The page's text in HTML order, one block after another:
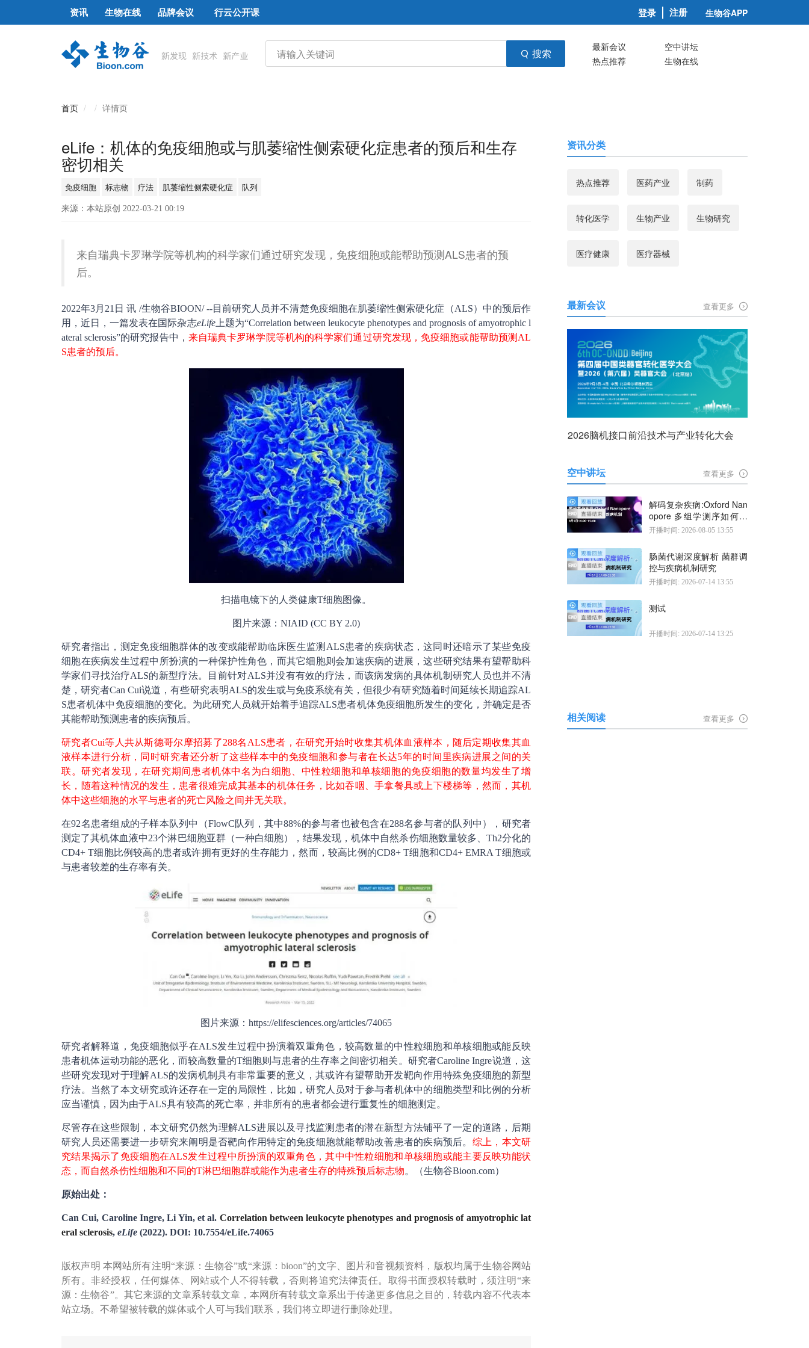
资讯 生物在线 品牌会议 行云公开课 登录 注册 生物谷APP
搜索 最新会议
空中讲坛
热点推荐
生物在线
首页 详情页
eLife：机体的免疫细胞或与肌萎缩性侧索硬化症患者的预后和生存
密切相关
免疫细胞 标志物 疗法 肌萎缩性侧索硬化症 队列
来源：本站原创 2022-03-21 00:19
来自瑞典卡罗琳学院等机构的科学家们通过研究发现，免疫细胞或能帮助预测ALS患者的预
后。
2022年3月21日 讯 /生物谷BIOON/ --目前研究人员并不清楚免疫细胞在肌萎缩性侧索硬化症（ALS）中的预后作
用，近日，一篇发表在国际杂志eLife上题为“Correlation between leukocyte phenotypes and prognosis of amyotrophic l
ateral sclerosis”的研究报告中， 来自瑞典卡罗琳学院等机构的科学家们通过研究发现，免疫细胞或能帮助预测AL
S患者的预后。
扫描电镜下的人类健康T细胞图像。
图片来源：NIAID (CC BY 2.0)
研究者指出，测定免疫细胞群体的改变或能帮助临床医生监测ALS患者的疾病状态，这同时还暗示了某些免疫
细胞在疾病发生过程中所扮演的一种保护性角色，而其它细胞则会加速疾病的进展，这些研究结果有望帮助科
学家们寻找治疗ALS的新型疗法。目前针对ALS并没有有效的疗法，而该病发病的具体机制研究人员也并不清
楚，研究者Can Cui说道，有些研究表明ALS的发生或与免疫系统有关，但很少有研究随着时间延续长期追踪AL
S患者机体中免疫细胞的变化。为此研究人员就开始着手追踪ALS患者机体免疫细胞所发生的变化，并确定是否
其能帮助预测患者的疾病预后。
研究者Cui等人共从斯德哥尔摩招募了288名ALS患者，在研究开始时收集其机体血液样本，随后定期收集其血
液样本进行分析，同时研究者还分析了这些样本中的免疫细胞和参与者在长达5年的时间里疾病进展之间的关
联。研究者发现，在研究期间患者机体中名为白细胞、中性粒细胞和单核细胞的免疫细胞的数量均发生了增
长，随着这种情况的发生，患者很难完成其基本的机体任务，比如吞咽、手拿餐具或上下楼梯等，然而，其机
体中这些细胞的水平与患者的死亡风险之间并无关联。
在92名患者组成的子样本队列中（FlowC队列，其中88%的参与者也被包含在288名参与者的队列中），研究者
测定了其机体血液中23个淋巴细胞亚群（一种白细胞），结果发现，机体中自然杀伤细胞数量较多、Th2分化的
CD4+ T细胞比例较高的患者或许拥有更好的生存能力，然而，较高比例的CD8+ T细胞和CD4+ EMRA T细胞或
与患者较差的生存率有关。
图片来源：https://elifesciences.org/articles/74065
研究者解释道，免疫细胞似乎在ALS发生过程中扮演着双重角色，较高数量的中性粒细胞和单核细胞或能反映
患者机体运动功能的恶化，而较高数量的T细胞则与患者的生存率之间密切相关。研究者Caroline Ingre说道，这
些研究发现对于理解ALS的发病机制具有非常重要的意义，其或许有望帮助开发靶向作用特殊免疫细胞的新型
疗法。当然了本文研究或许还存在一定的局限性，比如，研究人员对于参与者机体中的细胞类型和比例的分析
应当谨慎，因为由于ALS具有较高的死亡率，并非所有的患者都会进行重复性的细胞测定。
尽管存在这些限制，本文研究仍然为理解ALS进展以及寻找监测患者的潜在新型方法铺平了一定的道路，后期
研究人员还需要进一步研究来阐明是否靶向作用特定的免疫细胞就能帮助改善患者的疾病预后。 综上，本文研
究结果揭示了免疫细胞在ALS发生过程中所扮演的双重角色，其中中性粒细胞和单核细胞或能主要反映功能状
态，而自然杀伤性细胞和不同的T淋巴细胞群或能作为患者生存的特殊预后标志物。（生物谷Bioon.com）
原始出处：
Can Cui, Caroline Ingre, Li Yin, et al. Correlation between leukocyte phenotypes and prognosis of amyotrophic lat
eral sclerosis, eLife (2022). DOI: 10.7554/eLife.74065
版权声明 本网站所有注明“来源：生物谷”或“来源：bioon”的文字、图片和音视频资料，版权均属于生物谷网站
所有。非经授权，任何媒体、网站或个人不得转载，否则将追究法律责任。取得书面授权转载时，须注明“来
源：生物谷”。其它来源的文章系转载文章，本网所有转载文章系出于传递更多信息之目的，转载内容不代表本
站立场。不希望被转载的媒体或个人可与我们联系，我们将立即进行删除处理。
资讯分类
热点推荐 医药产业 制药
转化医学 生物产业 生物研究
医疗健康 医疗器械
最新会议 查看更多
2026脑机接口前沿技术与产业转化大会
空中讲坛 查看更多
解码复杂疾病:Oxford Nan
opore 多组学测序如何揭
示疾病机制
开播时间: 2026-08-05 13:55
肠菌代谢深度解析 菌群调
控与疾病机制研究
开播时间: 2026-07-14 13:55
测试
开播时间: 2026-07-14 13:25
相关阅读 查看更多